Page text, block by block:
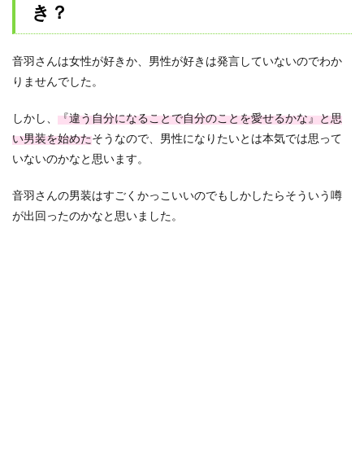
き？
音羽さんは女性が好きか、男性が好きは発言していないのでわか
りませんでした。
しかし、 『違う自分になることで自分のことを愛せるかな』と思
い男装を始めたそうなので、男性になりたいとは本気では思って
いないのかなと思います。
音羽さんの男装はすごくかっこいいのでもしかしたらそういう噂
が出回ったのかなと思いました。